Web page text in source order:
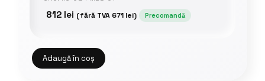
812 lei (fără TVA 671 lei) Precomandă
Adaugă în coș